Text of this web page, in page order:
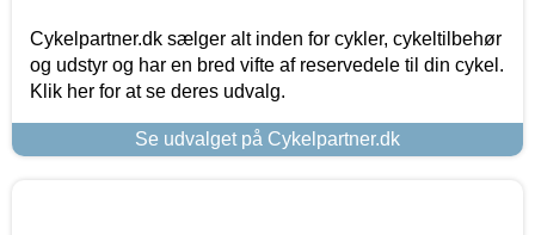
Cykelpartner.dk sælger alt inden for cykler, cykeltilbehør
og udstyr og har en bred vifte af reservedele til din cykel.
Klik her for at se deres udvalg.
Se udvalget på Cykelpartner.dk